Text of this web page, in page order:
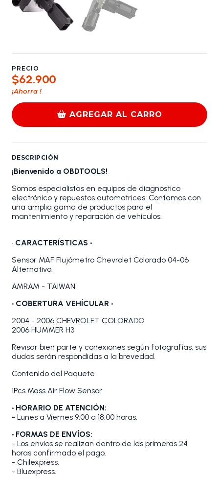
PRECIO
$62.900
¡Ahorra !
AGREGAR AL CARRO
DESCRIPCIÓN
¡Bienvenido a OBDTOOLS!
Somos especialistas en equipos de diagnóstico
electrónico y repuestos automotrices. Contamos con
una amplia gama de productos para el
mantenimiento y reparación de vehículos.
• CARACTERÍSTICAS •
Sensor MAF Flujómetro Chevrolet Colorado 04-06
Alternativo.
AMRAM - TAIWAN
• COBERTURA VEHÍCULAR •
2004 - 2006 CHEVROLET COLORADO
2006 HUMMER H3
Revisar bien parte y conexiones según fotografías, sus
dudas serán respondidas a la brevedad.
Contenido del Paquete
1Pcs Mass Air Flow Sensor
• HORARIO DE ATENCIÓN:
- Lunes a Viernes 9:00 a 18:00 horas.
• FORMAS DE ENVÍOS:
- Los envíos se realizan dentro de las primeras 24
horas confirmado el pago.
- Chilexpress.
- Bluexpress.